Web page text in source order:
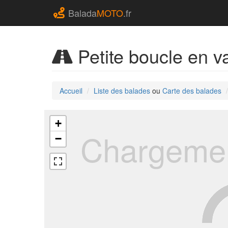
BaladaMOTO.fr
Petite boucle en
Accueil Liste des balades ou Carte des balades
+
−